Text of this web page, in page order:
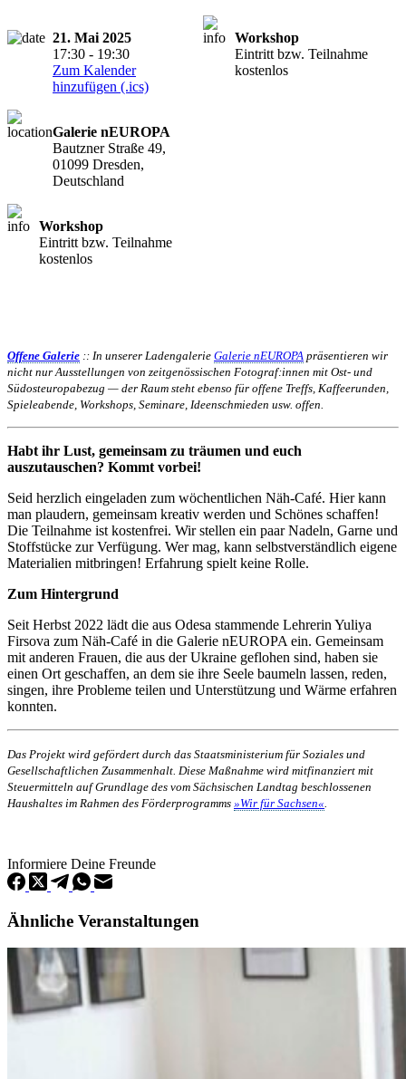
21. Mai 2025
17:30 - 19:30
Zum Kalender
hinzufügen (.ics)
Galerie nEUROPA
Bautzner Straße 49,
01099 Dresden,
Deutschland
Workshop
Eintritt bzw. Teilnahme
kostenlos
Workshop
Eintritt bzw. Teilnahme
kostenlos
Offene Galerie :: In unserer Ladengalerie Galerie nEUROPA präsentieren wir
nicht nur Ausstellungen von zeitgenössischen Fotograf:innen mit Ost- und
Südosteuropabezug — der Raum steht ebenso für offene Treffs, Kaffeerunden,
Spieleabende, Workshops, Seminare, Ideenschmieden usw. offen.
Habt ihr Lust, gemeinsam zu träumen und euch
auszutauschen? Kommt vorbei!
Seid herzlich eingeladen zum wöchentlichen Näh-Café. Hier kann
man plaudern, gemeinsam kreativ werden und Schönes schaffen!
Die Teilnahme ist kostenfrei. Wir stellen ein paar Nadeln, Garne und
Stoffstücke zur Verfügung. Wer mag, kann selbstverständlich eigene
Materialien mitbringen! Erfahrung spielt keine Rolle.
Zum Hintergrund
Seit Herbst 2022 lädt die aus Odesa stammende Lehrerin Yuliya
Firsova zum Näh-Café in die Galerie nEUROPA ein. Gemeinsam
mit anderen Frauen, die aus der Ukraine geflohen sind, haben sie
einen Ort geschaffen, an dem sie ihre Seele baumeln lassen, reden,
singen, ihre Probleme teilen und Unterstützung und Wärme erfahren
konnten.
Das Projekt wird gefördert durch das Staatsministerium für Soziales und
Gesellschaftlichen Zusammenhalt. Diese Maßnahme wird mitfinanziert mit
Steuermitteln auf Grundlage des vom Sächsischen Landtag beschlossenen
Haushaltes im Rahmen des Förderprogramms »Wir für Sachsen«
Informiere Deine Freunde
Ähnliche Veranstaltungen